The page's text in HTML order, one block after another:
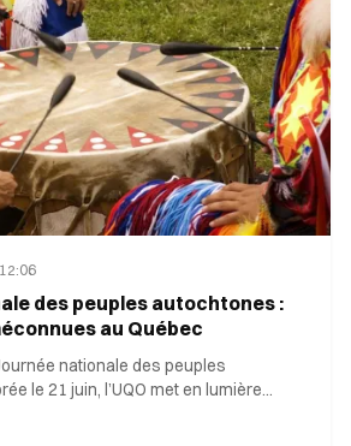
des peuples autochtones :
au Québec
nationale des peuples
le 21 juin, l’UQO met en lumière